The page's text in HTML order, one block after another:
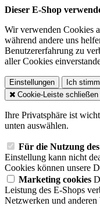
Dieser E-Shop
Wir verwenden Cookies
während andere uns
Benutzererfahrung zu
aller Cookies
Einstellungen
Ich
Cookie-Leiste schließen
Ihre Privatsphäre ist
unten auswählen.
Für die Nutzung
Einstellung kann nicht
Cookies können unsere
Marketing cookies
Leistung des E-Shops
Netzwerken und anderen